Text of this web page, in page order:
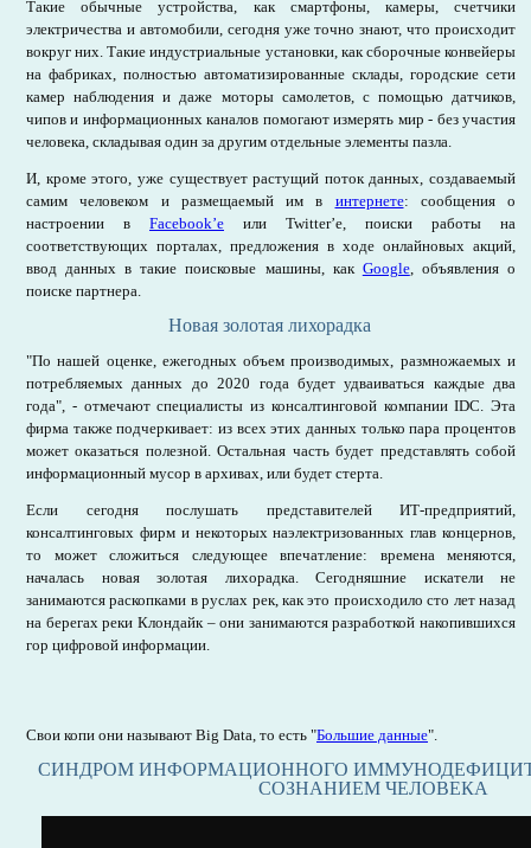
Такие обычные устройства, как смартфоны, камеры, счетчики
электричества и автомобили, сегодня уже точно знают, что происходит
вокруг них. Такие индустриальные установки, как сборочные конвейеры
на фабриках, полностью автоматизированные склады, городские сети
камер наблюдения и даже моторы самолетов, с помощью датчиков,
чипов и информационных каналов помогают измерять мир - без участия
человека, складывая один за другим отдельные элементы пазла.
И, кроме этого, уже существует растущий поток данных, создаваемый
самим человеком и размещаемый им в интернете: сообщения о
настроении в Facebook’е или Twitter’е, поиски работы на
соответствующих порталах, предложения в ходе онлайновых акций,
ввод данных в такие поисковые машины, как Google, объявления о
поиске партнера.
Новая золотая лихорадка
"По нашей оценке, ежегодных объем производимых, размножаемых и
потребляемых данных до 2020 года будет удваиваться каждые два
года", - отмечают специалисты из консалтинговой компании IDC. Эта
фирма также подчеркивает: из всех этих данных только пара процентов
может оказаться полезной. Остальная часть будет представлять собой
информационный мусор в архивах, или будет стерта.
Если сегодня послушать представителей ИТ-предприятий,
консалтинговых фирм и некоторых наэлектризованных глав концернов,
то может сложиться следующее впечатление: времена меняются,
началась новая золотая лихорадка. Сегодняшние искатели не
занимаются раскопками в руслах рек, как это происходило сто лет назад
на берегах реки Клондайк – они занимаются разработкой накопившихся
гор цифровой информации.
Свои копи они называют Big Data, то есть "Большие данные".
СИНДРОМ ИНФОРМАЦИОННОГО
СОЗНАНИЕМ ЧЕЛОВЕКА